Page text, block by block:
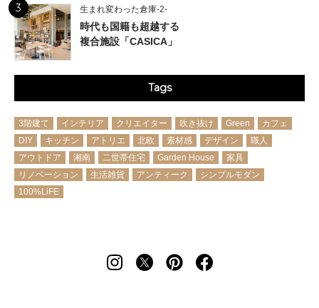
3 生まれ変わった倉庫-2-
時代も国籍も超越する
複合施設「CASICA」
Tags
3階建て インテリア クリエイター 吹き抜け Green
カフェ
DIY
キッチン アトリエ 北欧 素材感 デザイン
職人
アウトドア
湘南 二世帯住宅 Garden House
家具
リノベーション
生活雑貨 アンティーク
シンプルモダン
100%LiFE